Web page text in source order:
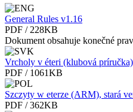
General Rules v1.16
PDF / 228KB
Dokument obsahuje konečné
Vrcholy v éteri (klubová
PDF / 1061KB
Szczyty w eterze (ARM), stará
PDF / 362KB